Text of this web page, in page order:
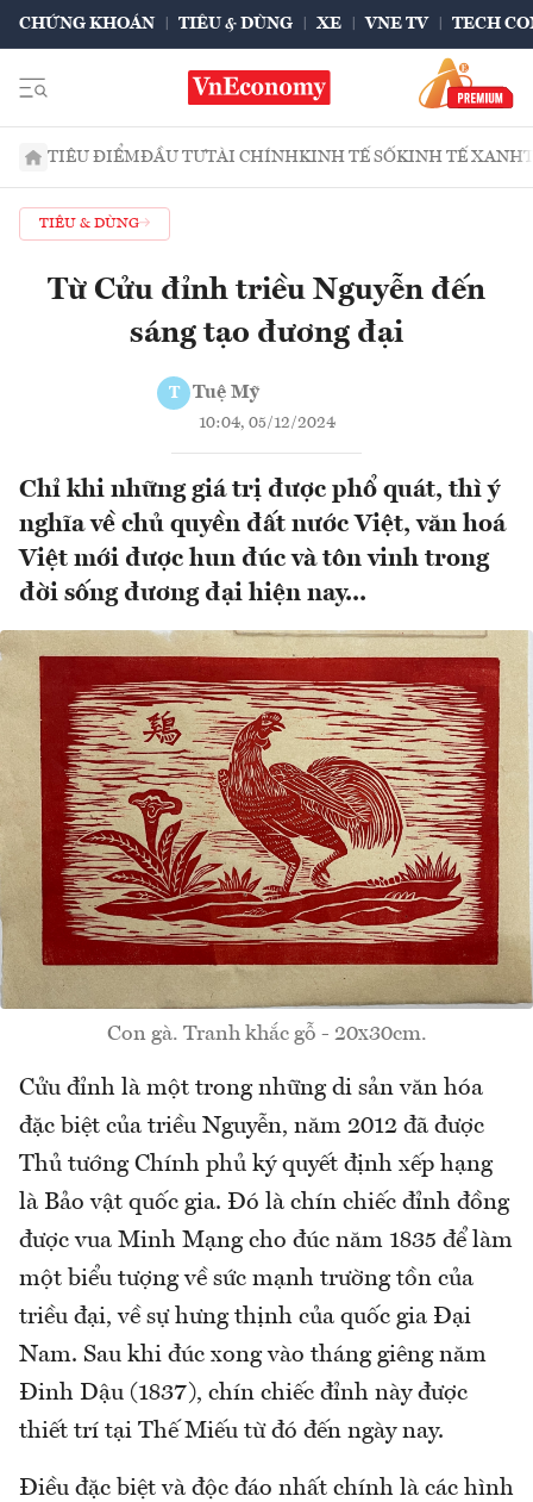
CHỨNG KHOÁN TIÊU & DÙNG XE VNE TV TECH
TIÊU ĐIỂMĐẦU TƯTÀI CHÍNHKINH TẾ SỐKINH TẾ XANH
TIÊU & DÙNG
Từ Cửu đỉnh triều Nguyễn đến
sáng tạo đương đại
T Tuệ Mỹ
10:04, 05/12/2024
Chỉ khi những giá trị được phổ quát, thì ý
nghĩa về chủ quyền đất nước Việt, văn hoá
Việt mới được hun đúc và tôn vinh trong
đời sống đương đại hiện nay...
Con gà. Tranh khắc gỗ - 20x30cm.
Cửu đỉnh là một trong những di sản văn hóa
đặc biệt của triều Nguyễn, năm 2012 đã được
Thủ tướng Chính phủ ký quyết định xếp hạng
là Bảo vật quốc gia. Đó là chín chiếc đỉnh đồng
được vua Minh Mạng cho đúc năm 1835 để làm
một biểu tượng về sức mạnh trường tồn của
triều đại, về sự hưng thịnh của quốc gia Đại
Nam. Sau khi đúc xong vào tháng giêng năm
Đinh Dậu (1837), chín chiếc đỉnh này được
thiết trí tại Thế Miếu từ đó đến ngày nay.
Điều đặc biệt và độc đáo nhất chính là các hình